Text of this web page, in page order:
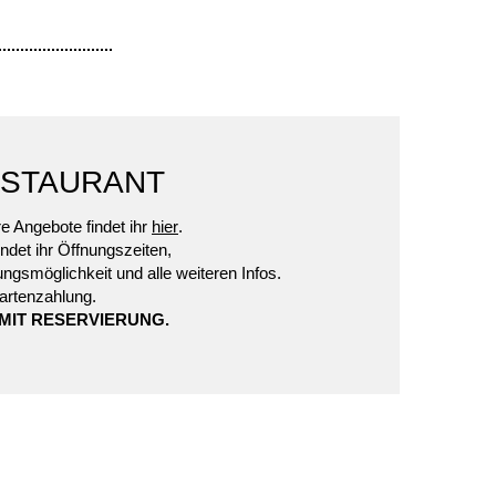
Angebote findet ihr hier.
ihr Öffnungszeiten,
und alle weiteren Infos.
RESERVIERUNG.